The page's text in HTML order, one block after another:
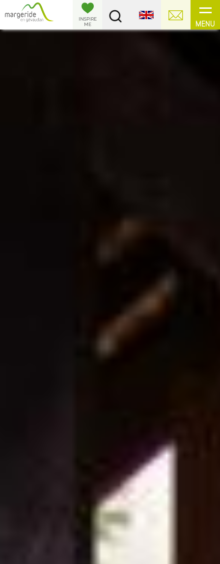
MENU
INSPIRE
ME
Cookies management panel